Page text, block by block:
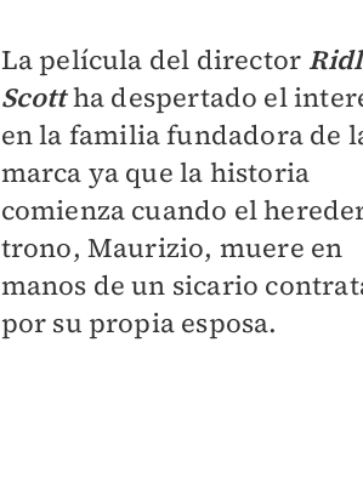
La película del director
Scottha despertado el
en la familia fundadora de
marca ya que la historia
comienza cuando el
trono, Maurizio, muere en
manos de un sicario
por su propia esposa.